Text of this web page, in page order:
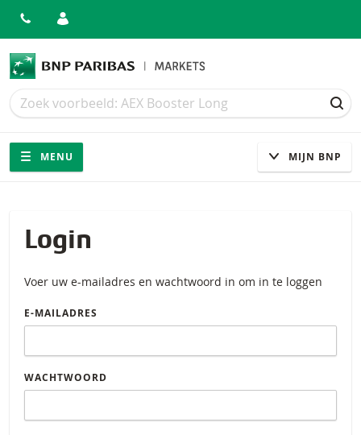
Zoek
Zoek
Navigatie
Site navigatie
MENU MIJN BNP
Login
Voer uw e-mailadres en wachtwoord in om in te loggen
E-MAILADRES
WACHTWOORD